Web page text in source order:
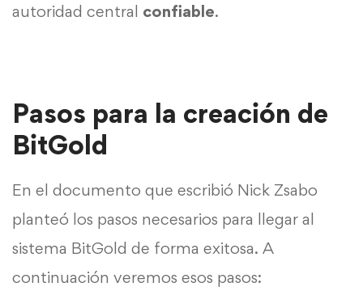
autoridad central confiable.
Pasos para la creación de
BitGold
En el documento que escribió Nick Zsabo
planteó los pasos necesarios para llegar al
sistema BitGold de forma exitosa. A
continuación veremos esos pasos: